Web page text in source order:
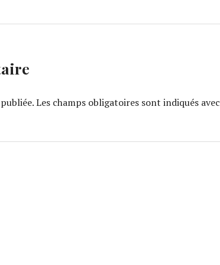
Les champs obligatoires sont indiqués avec